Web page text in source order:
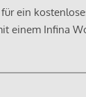
ein
einem Infina